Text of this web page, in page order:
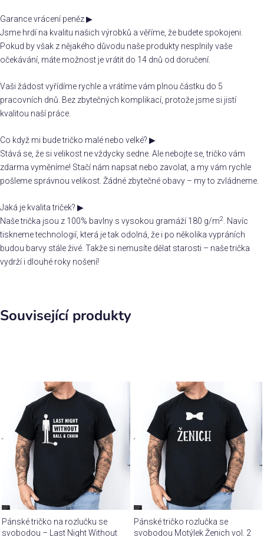
Garance vrácení peněz▶
Jsme hrdí na kvalitu našich výrobků a věříme, že budete spokojeni.
Pokud by však z nějakého důvodu naše produkty nesplnily vaše
očekávání, máte možnost je vrátit do 14 dnů od doručení.
Vaši žádost vyřídíme rychle a vrátíme vám plnou částku do 5
pracovních dnů. Bez zbytečných komplikací, protože jsme si jistí
kvalitou naší práce.
Co když mi bude tričko malé nebo velké? ▶
Stává se, že si velikost ne vždycky sedne. Ale nebojte se, tričko vám
zdarma vyměníme! Stačí nám napsat nebo zavolat, a my vám rychle
pošleme správnou velikost. Žádné zbytečné obavy – my to zvládneme.
Jaká je kvalita triček? ▶
Naše trička jsou z 100% bavlny s vysokou gramáží 180 g/m2
. Navíc
tiskneme technologií, která je tak odolná, že i po několika vypráních
budou barvy stále živé. Takže si nemusíte dělat starosti – naše trička
vydrží i dlouhé roky nošení!
Související produkty
Pánské tričko na rozlučku se
svobodou – Last Night Without
Pánské tričko rozlučka se
svobodou Motýlek Ženich vol. 2